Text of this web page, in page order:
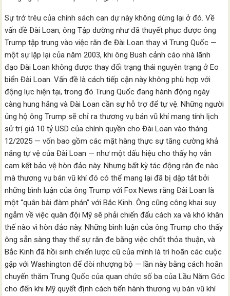
Sự trớ trêu của chính sách can dự này không dừng lại ở đó. Về
vấn đề Đài Loan, ông Tập dường như đã thuyết phục được ông
Trump tập trung vào việc răn đe Đài Loan thay vì Trung Quốc —
một sự lặp lại của năm 2003, khi ông Bush cảnh cáo nhà lãnh
đạo Đài Loan không được thay đổi trạng thái nguyên trạng ở Eo
biển Đài Loan. Vấn đề là cách tiếp cận này không phù hợp với
động lực hiện tại, trong đó Trung Quốc đang hành động ngày
càng hung hăng và Đài Loan cần sự hỗ trợ để tự vệ. Những người
ủng hộ ông Trump sẽ chỉ ra thương vụ bán vũ khí mang tính lịch
sử trị giá 10 tỷ USD của chính quyền cho Đài Loan vào tháng
12/2025 — vốn bao gồm các mặt hàng thực sự tăng cường khả
năng tự vệ của Đài Loan — như một dấu hiệu cho thấy họ vẫn
cam kết bảo vệ hòn đảo này. Nhưng bất kỳ tác động răn đe nào
mà thương vụ bán vũ khí đó có thể mang lại đã bị dập tắt bởi
những bình luận của ông Trump với Fox News rằng Đài Loan là
một “quân bài đàm phán” với Bắc Kinh. Ông cũng công khai suy
ngẫm về việc quân đội Mỹ sẽ phải chiến đấu cách xa và khó khăn
thế nào vì hòn đảo này. Những bình luận của ông Trump cho thấy
ông sẵn sàng thay thế sự răn đe bằng việc chốt thỏa thuận, và
Bắc Kinh đã hồi sinh chiến lược cũ của mình là trì hoãn các cuộc
gặp với Washington để đòi nhượng bộ — lần này bằng cách hoãn
chuyến thăm Trung Quốc của quan chức số ba của Lầu Năm Góc
cho đến khi Mỹ quyết định cách tiến hành thương vụ bán vũ khí